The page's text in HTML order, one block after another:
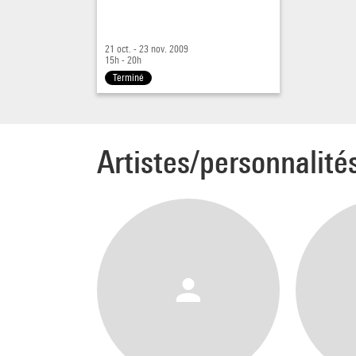
21 oct. - 23 nov. 2009
15h - 20h
Terminé
Artistes/